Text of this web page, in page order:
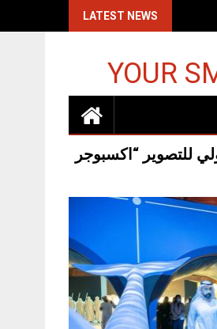
LATEST NEWS
YOUR
للتصوير “اكسبوجر